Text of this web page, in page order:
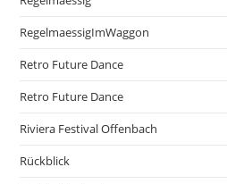
RegelmaessigImWaggon
Retro Future Dance
Retro Future Dance
Riviera Festival Offenbach
Rückblick